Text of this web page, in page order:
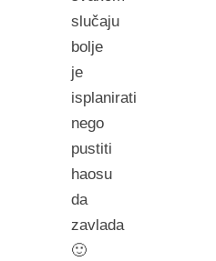
slučaju
bolje
je
isplanirati
nego
pustiti
haosu
da
zavlada
🙂